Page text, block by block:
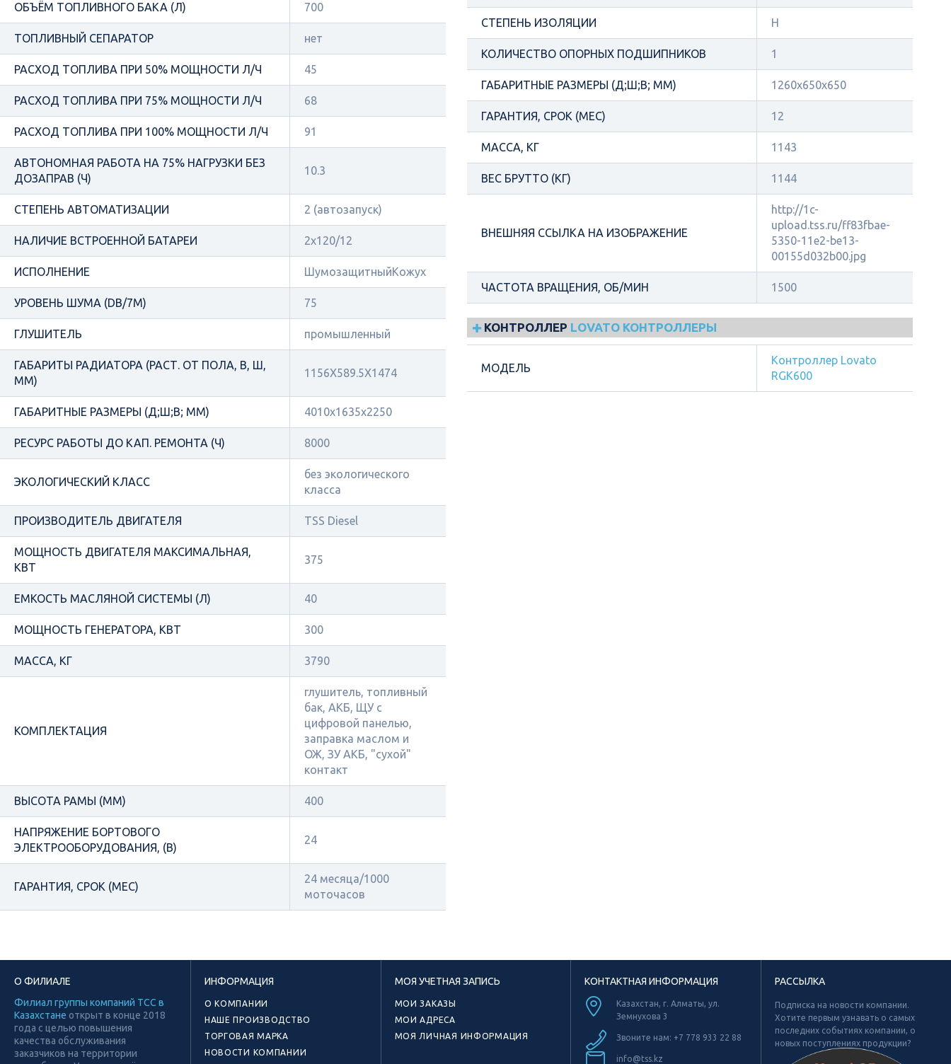
ОБЪЁМ ТОПЛИВНОГО БАКА (Л) 700
ТОПЛИВНЫЙ СЕПАРАТОР нет
РАСХОД ТОПЛИВА ПРИ 50% МОЩНОСТИ Л/Ч 45
РАСХОД ТОПЛИВА ПРИ 75% МОЩНОСТИ Л/Ч 68
РАСХОД ТОПЛИВА ПРИ 100% МОЩНОСТИ Л/Ч 91
АВТОНОМНАЯ РАБОТА НА 75% НАГРУЗКИ БЕЗ
ДОЗАПРАВ (Ч)
10.3
СТЕПЕНЬ АВТОМАТИЗАЦИИ 2 (автозапуск)
НАЛИЧИЕ ВСТРОЕННОЙ БАТАРЕИ 2х120/12
ИСПОЛНЕНИЕ ШумозащитныйКожух
УРОВЕНЬ ШУМА (DB/7М) 75
ГЛУШИТЕЛЬ промышленный
ГАБАРИТЫ РАДИАТОРА (РАСТ. ОТ ПОЛА, В, Ш,
ММ)
1156X589.5X1474
ГАБАРИТНЫЕ РАЗМЕРЫ (Д;Ш;В; ММ) 4010x1635x2250
РЕСУРС РАБОТЫ ДО КАП. РЕМОНТА (Ч) 8000
ЭКОЛОГИЧЕСКИЙ КЛАСС
без экологического
класса
ПРОИЗВОДИТЕЛЬ ДВИГАТЕЛЯ TSS Diesel
МОЩНОСТЬ ДВИГАТЕЛЯ МАКСИМАЛЬНАЯ,
КВТ
375
ЕМКОСТЬ МАСЛЯНОЙ СИСТЕМЫ (Л) 40
МОЩНОСТЬ ГЕНЕРАТОРА, КВТ 300
МАССА, КГ 3790
КОМПЛЕКТАЦИЯ
глушитель, топливный
бак, АКБ, ЩУ с
цифровой панелью,
заправка маслом и
ОЖ, ЗУ АКБ, "сухой"
контакт
ВЫСОТА РАМЫ (ММ) 400
НАПРЯЖЕНИЕ БОРТОВОГО
ЭЛЕКТРООБОРУДОВАНИЯ, (В)
24
ГАРАНТИЯ, СРОК (МЕС)
24 месяца/1000
моточасов
СТЕПЕНЬ ИЗОЛЯЦИИ Н
КОЛИЧЕСТВО ОПОРНЫХ ПОДШИПНИКОВ 1
ГАБАРИТНЫЕ РАЗМЕРЫ (Д;Ш;В; ММ) 1260x650x650
ГАРАНТИЯ, СРОК (МЕС) 12
МАССА, КГ 1143
ВЕС БРУТТО (КГ) 1144
ВНЕШНЯЯ ССЫЛКА НА ИЗОБРАЖЕНИЕ
http://1c-
upload.tss.ru/ff83fbae-
5350-11e2-be13-
00155d032b00.jpg
ЧАСТОТА ВРАЩЕНИЯ, ОБ/МИН 1500
КОНТРОЛЛЕР LOVATO КОНТРОЛЛЕРЫ
МОДЕЛЬ
Контроллер Lovato
RGK600
О ФИЛИАЛЕ
Филиал группы компаний ТСС в
Казахстане открыт в конце 2018
года с целью повышения
качества обслуживания
заказчиков на территории
ИНФОРМАЦИЯ
О КОМПАНИИ
НАШЕ ПРОИЗВОДСТВО
ТОРГОВАЯ МАРКА
НОВОСТИ КОМПАНИИ
МОЯ УЧЕТНАЯ ЗАПИСЬ
МОИ ЗАКАЗЫ
МОИ АДРЕСА
МОЯ ЛИЧНАЯ ИНФОРМАЦИЯ
КОНТАКТНАЯ ИНФОРМАЦИЯ
Казахстан, г. Алматы, ул.
Земнухова 3
Звоните нам: +7 778 933 22 88
info@tss.kz
РАССЫЛКА
Подписка на новости компании.
Хотите первым узнавать о самых
последних событиях компании, о
новых поступлениях продукции?